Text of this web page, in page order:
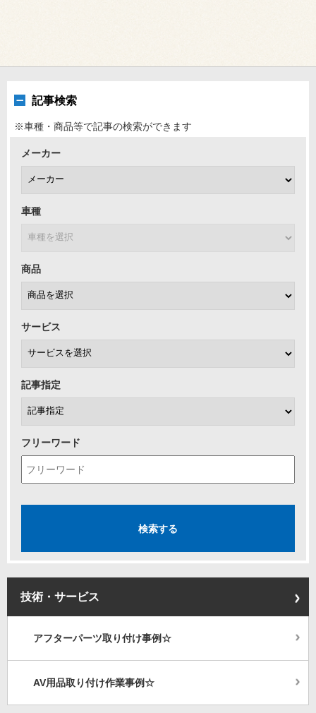
記事検索
※車種・商品等で記事の検索ができます
メーカー
車種
商品
サービス
記事指定
フリーワード
技術・サービス
アフターパーツ取り付け事例☆
AV用品取り付け作業事例☆